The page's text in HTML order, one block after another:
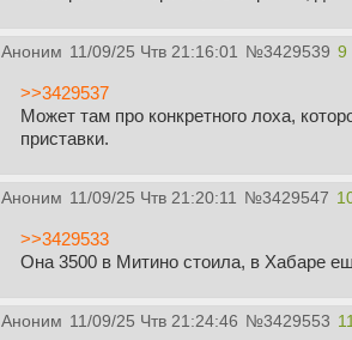
Аноним 11/09/25 Чтв 21:16:01 №3429539 9
>>3429537
Может там про конкретного лоха,
приставки.
Аноним 11/09/25 Чтв 21:20:11 №3429547
>>3429533
Она 3500 в Митино стоила, в Хабаре
Аноним 11/09/25 Чтв 21:24:46 №3429553 11